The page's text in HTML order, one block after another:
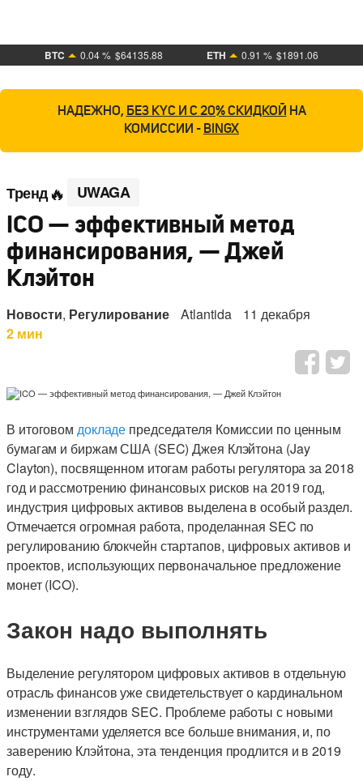
BTC 0.04 % $64135.88 ETH 0.91 % $1891.06
НАДЕЖНО, БЕЗ KYC И С 20% СКИДКОЙ НА
КОМИССИИ - BINGX
Тренд UWAGA
ICO — эффективный метод
финансирования, — Джей
Клэйтон
Новости, Регулирование Atlantida
11 декабря
2 мин
В итоговом докладе председателя Комиссии по ценным
бумагам и биржам США (SEC) Джея Клэйтона (Jay
Clayton), посвященном итогам работы регулятора за 2018
год и рассмотрению финансовых рисков на 2019 год,
индустрия цифровых активов выделена в особый раздел.
Отмечается огромная работа, проделанная SEC по
регулированию блокчейн стартапов, цифровых активов и
проектов, использующих первоначальное предложение
монет (ICO).
Закон надо выполнять
Выделение регулятором цифровых активов в отдельную
отрасль финансов уже свидетельствует о кардинальном
изменении взглядов SEC. Проблеме работы с новыми
инструментами уделяется все больше внимания, и, по
заверению Клэйтона, эта тенденция продлится и в 2019
году.